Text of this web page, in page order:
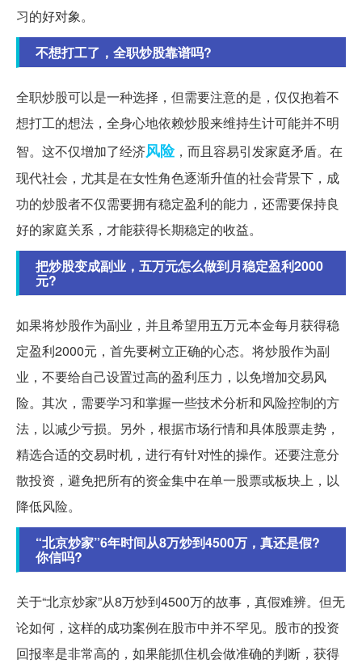
习的好对象。
不想打工了，全职炒股靠谱吗?
全职炒股可以是一种选择，但需要注意的是，仅仅抱着不
想打工的想法，全身心地依赖炒股来维持生计可能并不明
智。这不仅增加了经济风险，而且容易引发家庭矛盾。在
现代社会，尤其是在女性角色逐渐升值的社会背景下，成
功的炒股者不仅需要拥有稳定盈利的能力，还需要保持良
好的家庭关系，才能获得长期稳定的收益。
把炒股变成副业，五万元怎么做到月稳定盈利2000
元?
如果将炒股作为副业，并且希望用五万元本金每月获得稳
定盈利2000元，首先要树立正确的心态。将炒股作为副
业，不要给自己设置过高的盈利压力，以免增加交易风
险。其次，需要学习和掌握一些技术分析和风险控制的方
法，以减少亏损。另外，根据市场行情和具体股票走势，
精选合适的交易时机，进行有针对性的操作。还要注意分
散投资，避免把所有的资金集中在单一股票或板块上，以
降低风险。
“北京炒家”6年时间从8万炒到4500万，真还是假?
你信吗?
关于“北京炒家”从8万炒到4500万的故事，真假难辨。但无
论如何，这样的成功案例在股市中并不罕见。股市的投资
回报率是非常高的，如果能抓住机会做准确的判断，获得